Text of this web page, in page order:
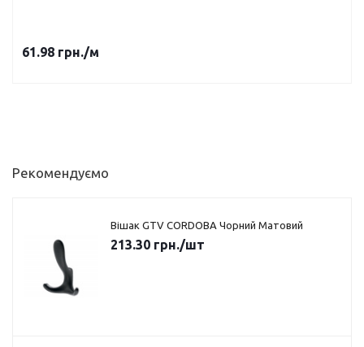
61.98 грн./м
Рекомендуємо
Вішак GTV CORDOBA Чорний Матовий
213.30 грн./шт